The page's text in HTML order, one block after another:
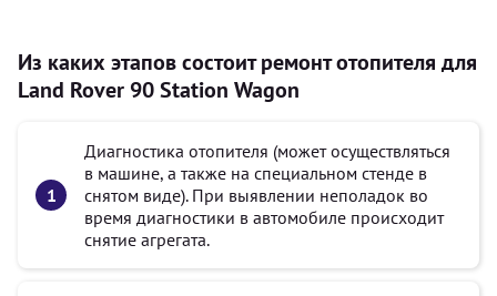
Из каких этапов состоит ремонт отопителя для
Land Rover 90 Station Wagon
Диагностика отопителя (может осуществляться
в машине, а также на специальном стенде в
снятом виде). При выявлении неполадок во
время диагностики в автомобиле происходит
снятие агрегата.